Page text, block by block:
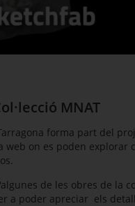
MNAT
forma part del
on es poden explorar
de les obres de la
a poder apreciar els